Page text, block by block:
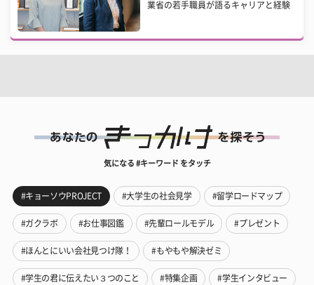
業省の若手職員が語るキャリアと経験
気になる #キーワード をタッチ
#キョーソウPROJECT #大学生の社会見学 #留学ロードマップ
#ガクラボ #お仕事図鑑 #先輩ロールモデル #プレゼント
#ほんとにいい会社見つけ隊！ #もやもや解決ゼミ
#学生の君に伝えたい３つのこと #特集企画 #学生インタビュー